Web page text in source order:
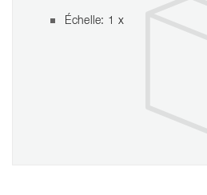
Échelle: 1 x